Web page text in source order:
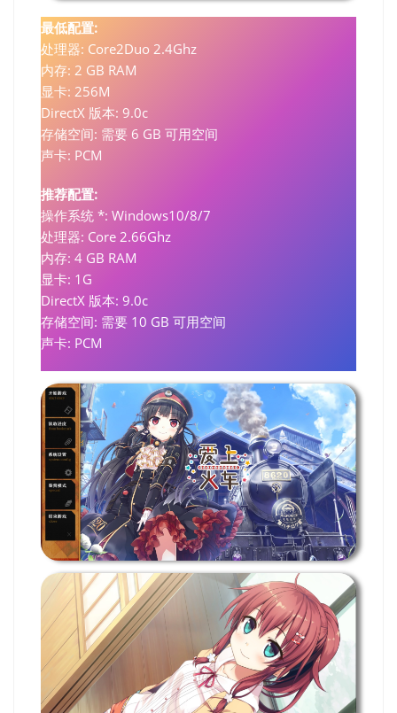
最低配置:
处理器: Core2Duo 2.4Ghz
内存: 2 GB RAM
显卡: 256M
DirectX 版本: 9.0c
存储空间: 需要 6 GB 可用空间
声卡: PCM
推荐配置:
操作系统 *: Windows10/8/7
处理器: Core 2.66Ghz
内存: 4 GB RAM
显卡: 1G
DirectX 版本: 9.0c
存储空间: 需要 10 GB 可用空间
声卡: PCM